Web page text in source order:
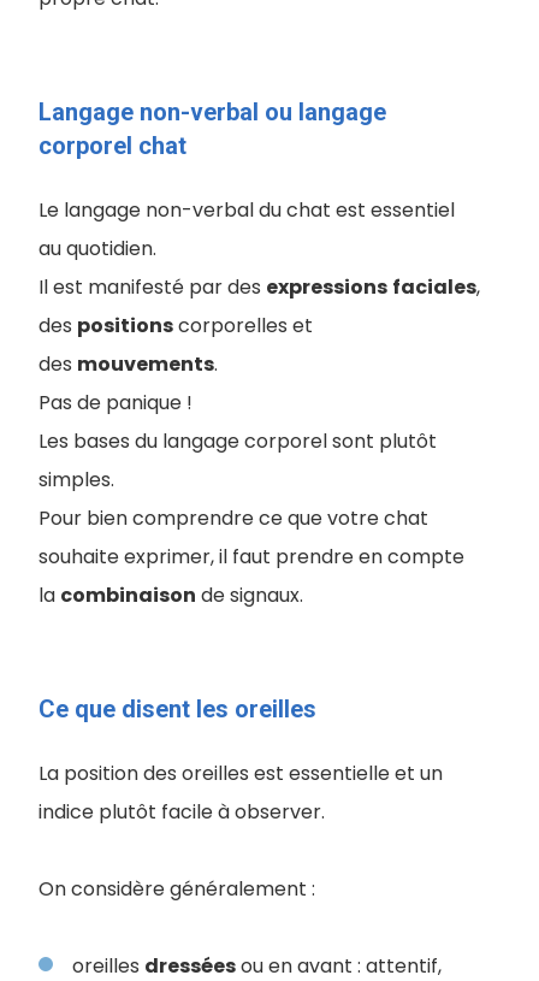
Langage non-verbal ou langage
corporel chat
Le langage non-verbal du chat est essentiel
au quotidien.
Il est manifesté par des expressions faciales,
des positionscorporelles et
des mouvements.
Pas de panique !
Les bases du langage corporel sont plutôt
simples.
Pour bien comprendre ce que votre chat
souhaite exprimer, il faut prendre en compte
la combinaison de signaux.
Ce que disent les oreilles
La position des oreilles est essentielle et un
indice plutôt facile à observer.
On considère généralement :
oreilles dresséesou en avant : attentif,